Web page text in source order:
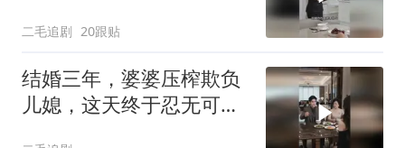
二毛追剧 20跟贴
结婚三年，婆婆压榨欺负
儿媳，这天终于忍无可